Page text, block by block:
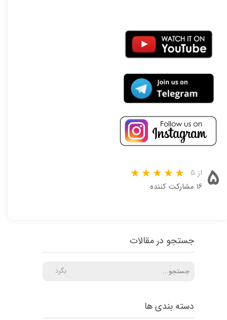
۵ از ۵
۱۶ مشارکت کننده
دسته بندی ها
جستجو در مقالات
بگرد